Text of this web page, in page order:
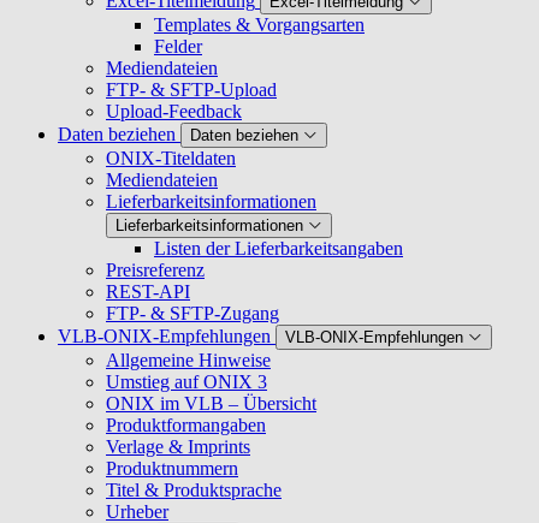
Templates & Vorgangsarten
Felder
Mediendateien
FTP- & SFTP-Upload
Upload-Feedback
Daten beziehen
Daten beziehen
ONIX-Titeldaten
Mediendateien
Lieferbarkeitsinformationen
Lieferbarkeitsinformationen
Listen der Lieferbarkeitsangaben
Preisreferenz
REST-API
FTP- & SFTP-Zugang
VLB-ONIX-Empfehlungen
VLB-ONIX-Empfehlungen
Allgemeine Hinweise
Umstieg auf ONIX 3
ONIX im VLB – Übersicht
Produktformangaben
Verlage & Imprints
Produktnummern
Titel & Produktsprache
Urheber